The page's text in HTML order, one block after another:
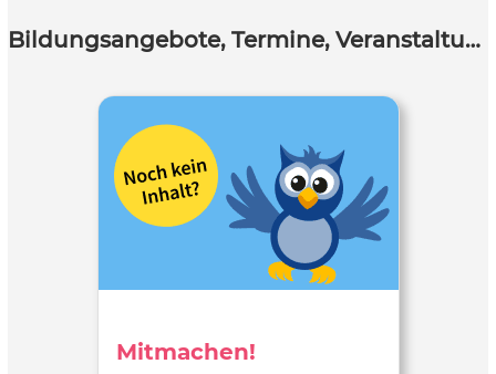
Bildungsangebote, Termine, Veranstaltungen
Mitmachen!